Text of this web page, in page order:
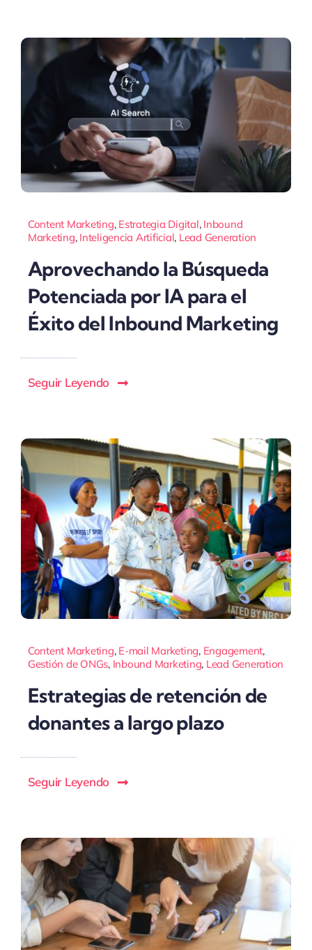
Content Marketing, Estrategia Digital, Inbound
Marketing, Inteligencia Artificial, Lead Generation
Aprovechando la Búsqueda
Potenciada por IA para el
Éxito del Inbound Marketing
Seguir Leyendo
Content Marketing, E-mail Marketing, Engagement,
Gestión de ONGs, Inbound Marketing, Lead Generation
Estrategias de retención de
donantes a largo plazo
Seguir Leyendo